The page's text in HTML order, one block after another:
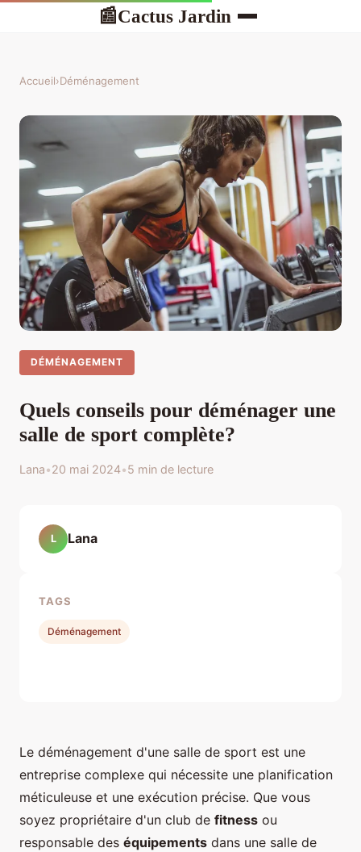
📰Cactus Jardin
Accueil›Déménagement
DÉMÉNAGEMENT
Quels conseils pour déménager une
salle de sport complète?
Lana•20 mai 2024•5 min de lecture
Le déménagement d'une salle de sport est une
entreprise complexe qui nécessite une planification
méticuleuse et une exécution précise. Que vous
soyez propriétaire d'un club de fitness ou
responsable des équipements dans une salle de
L Lana
TAGS
Déménagement